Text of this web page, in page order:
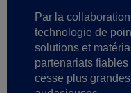
Par la
technologie de
solutions et
partenariats fiables
cesse plus grandes